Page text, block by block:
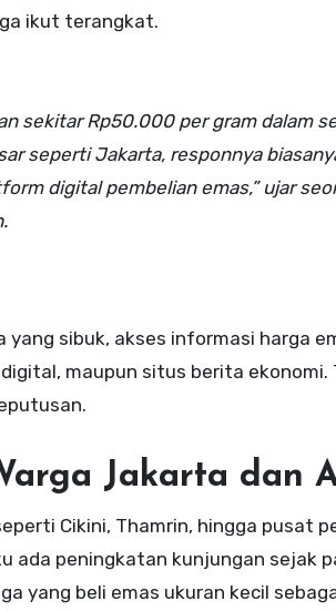
ikut terangkat.
sekitar Rp50.000 per gram dalam
seperti Jakarta, responnya
digital pembelian emas,” ujar
yang sibuk, akses informasi harga
maupun situs berita
Jakarta dan
Cikini, Thamrin, hingga pusat
ada peningkatan kunjungan sejak
yang beli emas ukuran kecil